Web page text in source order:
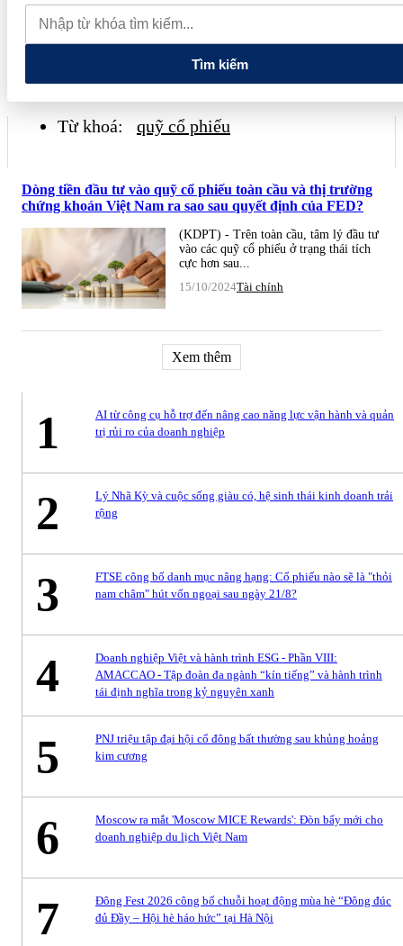
Grab bị Ủy ban Cạnh tranh Quốc gia xử phạt hơn 1,3 tỷ đồng
Tản văn: Về xứ hoa
Tìm kiếm
Từ khoá: quỹ cổ phiếu
Dòng tiền đầu tư vào quỹ cổ phiếu toàn cầu và thị trường
chứng khoán Việt Nam ra sao sau quyết định của FED?
(KDPT) - Trên toàn cầu, tâm lý đầu tư
vào các quỹ cổ phiếu ở trạng thái tích
cực hơn sau...
15/10/2024Tài chính
Xem thêm
1
AI từ công cụ hỗ trợ đến nâng cao năng lực vận hành và quản
trị rủi ro của doanh nghiệp
2
Lý Nhã Kỳ và cuộc sống giàu có, hệ sinh thái kinh doanh trải
rộng
3
FTSE công bố danh mục nâng hạng: Cổ phiếu nào sẽ là "thỏi
nam châm" hút vốn ngoại sau ngày 21/8?
4
Doanh nghiệp Việt và hành trình ESG - Phần VIII:
AMACCAO - Tập đoàn đa ngành “kín tiếng” và hành trình
tái định nghĩa trong kỷ nguyên xanh
5
PNJ triệu tập đại hội cổ đông bất thường sau khủng hoảng
kim cương
6
Moscow ra mắt 'Moscow MICE Rewards': Đòn bẩy mới cho
doanh nghiệp du lịch Việt Nam
7
Đông Fest 2026 công bố chuỗi hoạt động mùa hè “Đông đúc
đủ Đầy – Hội hè háo hức” tại Hà Nội